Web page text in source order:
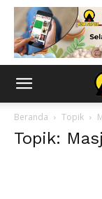
Beranda Topik
Topik: